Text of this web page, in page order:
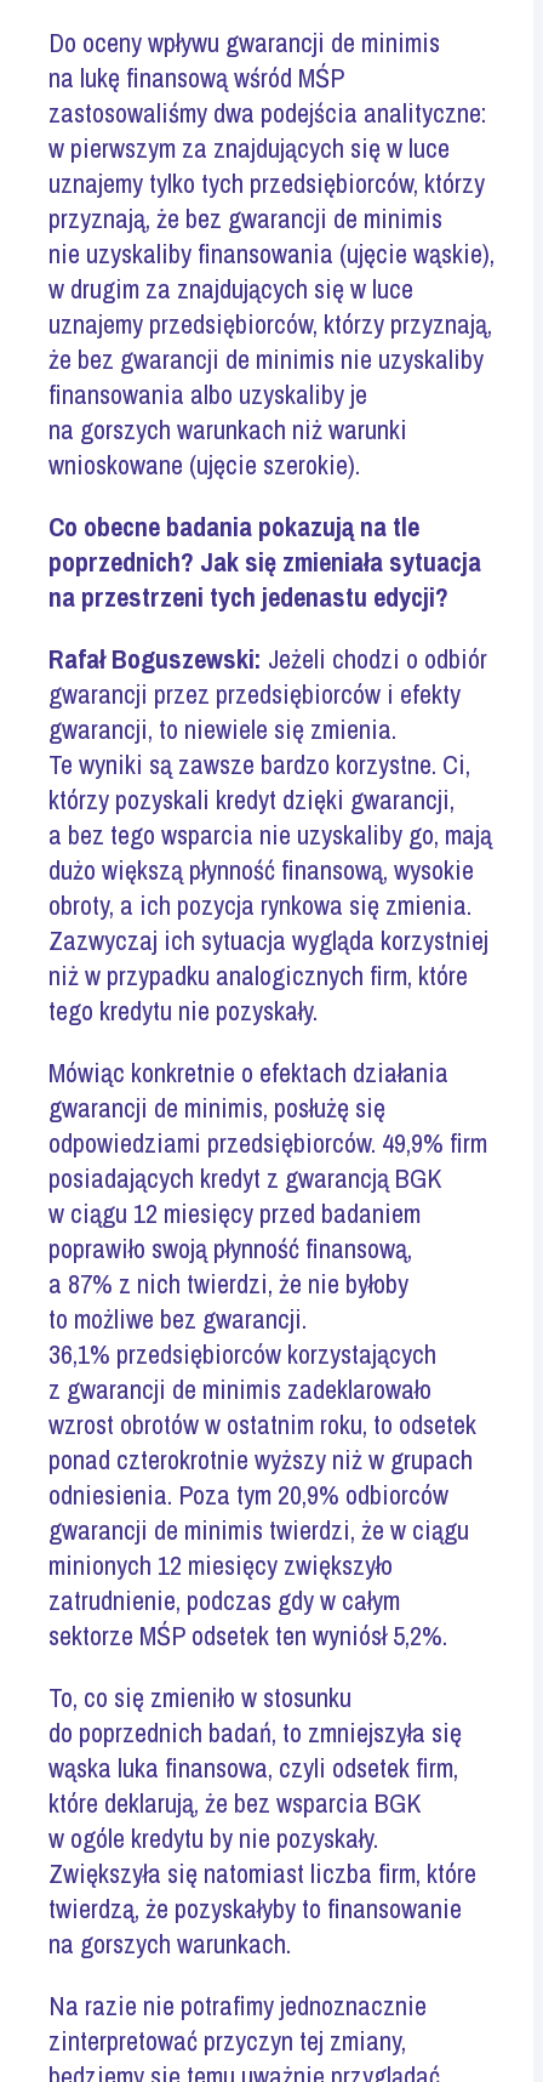
Do oceny wpływu gwarancji de minimis
na lukę finansową wśród MŚP
zastosowaliśmy dwa podejścia analityczne:
w pierwszym za znajdujących się w luce
uznajemy tylko tych przedsiębiorców, którzy
przyznają, że bez gwarancji de minimis
nie uzyskaliby finansowania (ujęcie wąskie),
w drugim za znajdujących się w luce
uznajemy przedsiębiorców, którzy przyznają,
że bez gwarancji de minimis nie uzyskaliby
finansowania albo uzyskaliby je
na gorszych warunkach niż warunki
wnioskowane (ujęcie szerokie).
Co obecne badania pokazują na tle
poprzednich? Jak się zmieniała sytuacja
na przestrzeni tych jedenastu edycji?
Rafał Boguszewski: Jeżeli chodzi o odbiór
gwarancji przez przedsiębiorców i efekty
gwarancji, to niewiele się zmienia.
Te wyniki są zawsze bardzo korzystne. Ci,
którzy pozyskali kredyt dzięki gwarancji,
a bez tego wsparcia nie uzyskaliby go, mają
dużo większą płynność finansową, wysokie
obroty, a ich pozycja rynkowa się zmienia.
Zazwyczaj ich sytuacja wygląda korzystniej
niż w przypadku analogicznych firm, które
tego kredytu nie pozyskały.
Mówiąc konkretnie o efektach działania
gwarancji de minimis, posłużę się
odpowiedziami przedsiębiorców. 49,9% firm
posiadających kredyt z gwarancją BGK
w ciągu 12 miesięcy przed badaniem
poprawiło swoją płynność finansową,
a 87% z nich twierdzi, że nie byłoby
to możliwe bez gwarancji.
36,1% przedsiębiorców korzystających
z gwarancji de minimis zadeklarowało
wzrost obrotów w ostatnim roku, to odsetek
ponad czterokrotnie wyższy niż w grupach
odniesienia. Poza tym 20,9% odbiorców
gwarancji de minimis twierdzi, że w ciągu
minionych 12 miesięcy zwiększyło
zatrudnienie, podczas gdy w całym
sektorze MŚP odsetek ten wyniósł 5,2%.
To, co się zmieniło w stosunku
do poprzednich badań, to zmniejszyła się
wąska luka finansowa, czyli odsetek firm,
które deklarują, że bez wsparcia BGK
w ogóle kredytu by nie pozyskały.
Zwiększyła się natomiast liczba firm, które
twierdzą, że pozyskałyby to finansowanie
na gorszych warunkach.
Na razie nie potrafimy jednoznacznie
zinterpretować przyczyn tej zmiany,